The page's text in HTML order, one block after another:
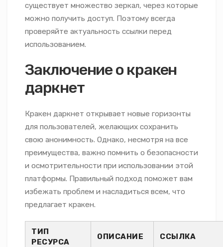
существует множество зеркал, через которые
можно получить доступ. Поэтому всегда
проверяйте актуальность ссылки перед
использованием.
Заключение о кракен
даркнет
Кракен даркнет открывает новые горизонты
для пользователей, желающих сохранить
свою анонимность. Однако, несмотря на все
преимущества, важно помнить о безопасности
и осмотрительности при использовании этой
платформы. Правильный подход поможет вам
избежать проблем и насладиться всем, что
предлагает кракен.
ТИП
РЕСУРСА
ОПИСАНИЕ ССЫЛКА